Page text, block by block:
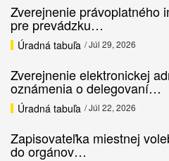
Zverejnenie právoplatného
pre prevádzku…
Úradná tabuľa / Júl 29, 2026
Zverejnenie elektronickej
oznámenia o delegovaní…
Úradná tabuľa / Júl 22, 2026
Zapisovateľka miestnej
do orgánov…